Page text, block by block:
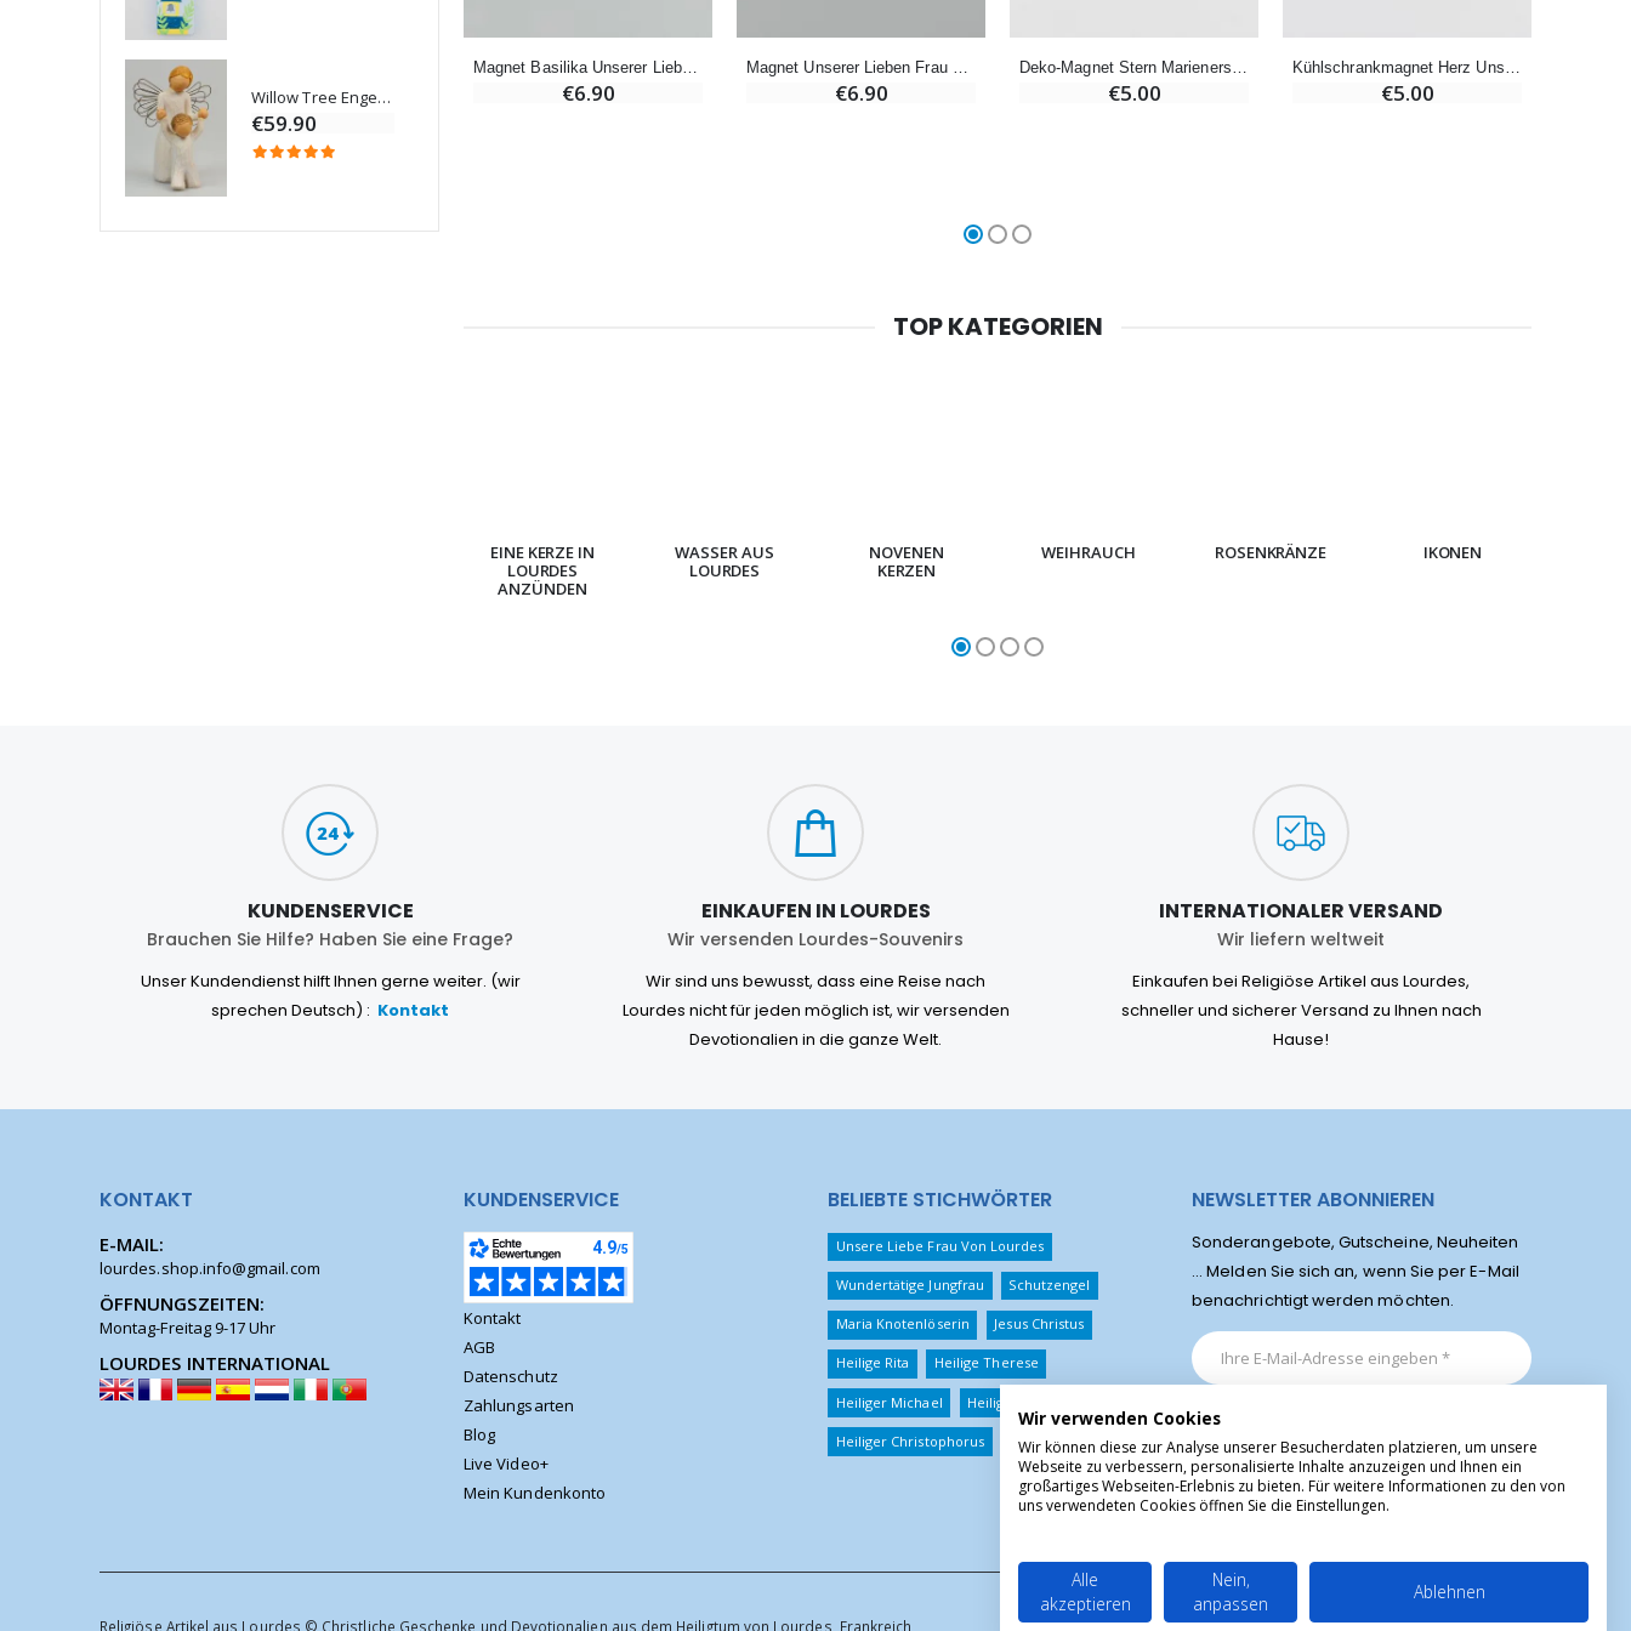
Willow Tree Engel Schutzengel (Guardian Angel) 14 cm
€59.90
Magnet Basilika Unserer Lieben Frau von Lourdes - 8 cm
€6.90
Magnet Unserer Lieben Frau von Lourdes und Hl Christophorus - 4,5 cm
€6.90
Deko-Magnet Stern Marienerscheinungen Maria von Lourdes
€5.00
Kühlschrankmagnet Herz Unserer Lieben Frau von Lourdes
€5.00
TOP KATEGORIEN
EINE KERZE IN
LOURDES
ANZÜNDEN
WASSER AUS
LOURDES
NOVENEN
KERZEN
WEIHRAUCH ROSENKRÄNZE IKONEN
KUNDENSERVICE
Brauchen Sie Hilfe? Haben Sie eine Frage?
Unser Kundendienst hilft Ihnen gerne weiter. (wir
sprechen Deutsch) : Kontakt
EINKAUFEN IN LOURDES
Wir versenden Lourdes-Souvenirs
Wir sind uns bewusst, dass eine Reise nach
Lourdes nicht für jeden möglich ist, wir versenden
Devotionalien in die ganze Welt.
INTERNATIONALER VERSAND
Wir liefern weltweit
Einkaufen bei Religiöse Artikel aus Lourdes,
schneller und sicherer Versand zu Ihnen nach
Hause!
KONTAKT
E-MAIL:
lourdes.shop.info@gmail.com
ÖFFNUNGSZEITEN:
Montag-Freitag 9-17 Uhr
LOURDES INTERNATIONAL
KUNDENSERVICE
Kontakt
AGB
Datenschutz
Zahlungsarten
Blog
Live Video+
Mein Kundenkonto
BELIEBTE STICHWÖRTER
Unsere Liebe Frau Von Lourdes
Wundertätige Jungfrau Schutzengel
Maria Knotenlöserin Jesus Christus
Heilige Rita Heilige Therese
Heiliger Michael Heiliger Benedikt
Heiliger Christophorus
NEWSLETTER ABONNIEREN
Sonderangebote, Gutscheine, Neuheiten
... Melden Sie sich an, wenn Sie per E-Mail
benachrichtigt werden möchten.
Religiöse Artikel aus Lourdes © Christliche Geschenke und Devotionalien aus dem Heiligtum von Lourdes, Frankreich
Wir verwenden Cookies
Wir können diese zur Analyse unserer Besucherdaten platzieren, um unsere
Webseite zu verbessern, personalisierte Inhalte anzuzeigen und Ihnen ein
großartiges Webseiten-Erlebnis zu bieten. Für weitere Informationen zu den von
uns verwendeten Cookies öffnen Sie die Einstellungen.
Alle
akzeptieren
Nein,
anpassen
Ablehnen